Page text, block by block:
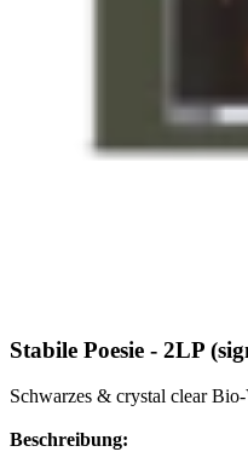
Stabile Poesie - 2LP
Schwarzes & crystal clear
Beschreibung: